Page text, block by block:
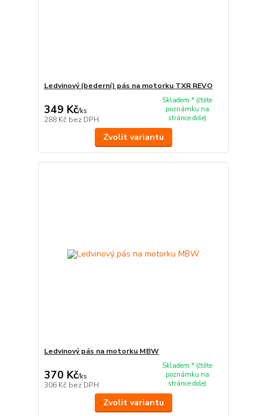
Ledvinový (bederní) pás na motorku TXR REVO
349 Kč/ks
288 Kč bez DPH
Skladem * (čtěte
poznámku na
stránce dole)
Zvolit variantu
Ledvinový pás na motorku MBW
370 Kč/ks
306 Kč bez DPH
Skladem * (čtěte
poznámku na
stránce dole)
Zvolit variantu